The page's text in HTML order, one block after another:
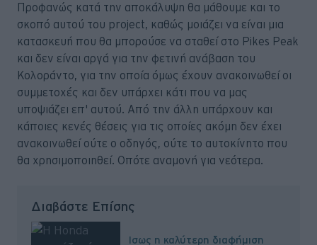
Προφανώς κατά την αποκάλυψη θα μάθουμε και το
σκοπό αυτού του project, καθώς μοιάζει να είναι μια
κατασκευή που θα μπορούσε να σταθεί στο Pikes Peak
και δεν είναι αργά για την φετινή ανάβαση του
Κολοράντο, για την οποία όμως έχουν ανακοινωθεί οι
συμμετοχές και δεν υπάρχει κάτι που να μας
υποψιάζει επ' αυτού. Από την άλλη υπάρχουν και
κάποιες κενές θέσεις για τις οποίες ακόμη δεν έχει
ανακοινωθεί ούτε ο οδηγός, ούτε το αυτοκίνητο που
θα χρησιμοποιηθεί. Οπότε αναμονή για νεότερα.
Διαβάστε Επίσης
Ίσως η καλύτερη διαφήμιση